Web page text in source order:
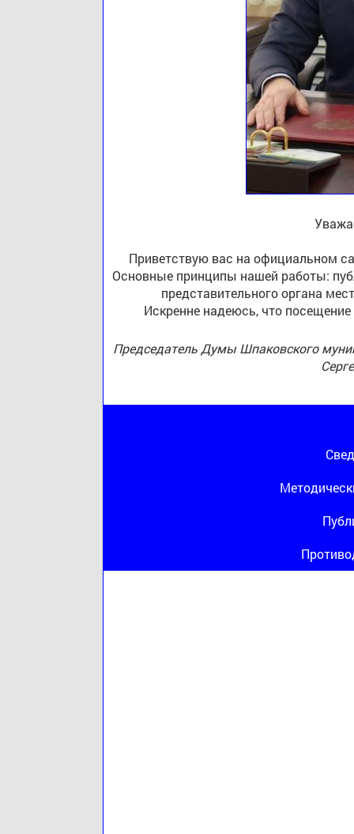
Приветствую вас на официальном
Основные принципы нашей работы:
представительного органа
Искренне надеюсь, что
Председатель Думы Шпаковского